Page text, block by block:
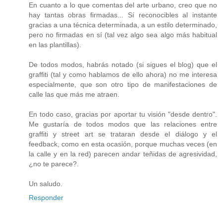
En cuanto a lo que comentas del arte urbano, creo que no
hay tantas obras firmadas... Sí reconocibles al instante
gracias a una técnica determinada, a un estilo determinado,
pero no firmadas en sí (tal vez algo sea algo más habitual
en las plantillas).
De todos modos, habrás notado (si sigues el blog) que el
graffiti (tal y como hablamos de ello ahora) no me interesa
especialmente, que son otro tipo de manifestaciones de
calle las que más me atraen.
En todo caso, gracias por aportar tu visión "desde dentro".
Me gustaría de todos modos que las relaciones entre
graffiti y street art se trataran desde el diálogo y el
feedback, como en esta ocasión, porque muchas veces (en
la calle y en la red) parecen andar teñidas de agresividad,
¿no te parece?.
Un saludo.
Responder